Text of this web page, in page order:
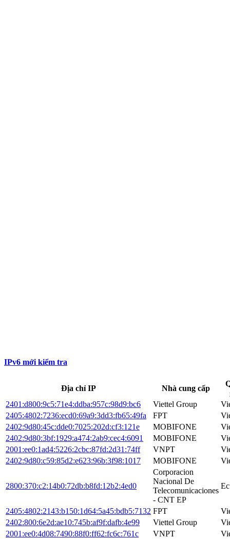
IPv6 mới kiểm tra
Địa chỉ IP Nhà cung cấp
2401:d800:9c5:71e4:ddba:957c:98d9:bc6
Viettel Group
2405:4802:7236:ecd0:69a9:3dd3:fb65:49fa
FPT
2402:9d80:45c:dde0:7025:202d:cf3:121e
MOBIFONE
2402:9d80:3bf:1929:a474:2ab9:cec4:6091
MOBIFONE
2001:ee0:1ad4:5226:2cbc:87fd:2d31:74ff
VNPT
2402:9d80:c59:85d2:e623:96b:3f98:1017
MOBIFONE
2800:370:c2:14b0:72db:b8fd:12b2:4ed0
Corporacion
Nacional De
Telecomunicaciones
- CNT EP
2405:4802:2143:b150:1d64:5a45:bdb5:7132 FPT
2402:800:6e2d:ae10:745b:af9f:dafb:4e99
Viettel Group
2001:ee0:4d08:7490:88f0:ff62:fc6c:761c
VNPT